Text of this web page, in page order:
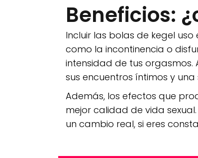
Beneficios:
Incluir las bolas de kegel
como la incontinencia o
intensidad de tus orgasmos.
sus encuentros íntimos y
Además, los efectos que
mejor calidad de vida
un cambio real, si eres